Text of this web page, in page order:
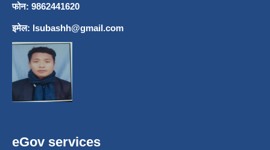
फोन: 9862441620
इमेल: lsubashh@gmail.com
eGov services